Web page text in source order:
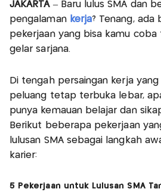
JAKARTA– Baru lulus SMA dan
pengalaman kerja? Tenang, ada
pekerjaan yang bisa kamu coba
gelar sarjana.
Di tengah persaingan kerja
peluang tetap terbuka lebar,
punya kemauan belajar dan
Berikut beberapa pekerjaan
lulusan SMA sebagai langkah
karier:
5 Pekerjaan untuk Lulusan SMA